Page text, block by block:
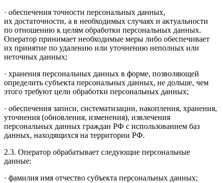
· обеспечения точности персональных данных,
их достаточности, а в необходимых случаях и актуальности
по отношению к целям обработки персональных данных.
Оператор принимает необходимые меры либо обеспечивает
их принятие по удалению или уточнению неполных или
неточных данных;
· хранения персональных данных в форме, позволяющей
определить субъекта персональных данных, не дольше, чем
этого требуют цели обработки персональных данных;
· обеспечения записи, систематизации, накопления, хранения,
уточнения (обновления, изменения), извлечения
персональных данных граждан РФ с использованием баз
данных, находящихся на территории РФ.
2.3. Оператор обрабатывает следующие персональные
данные:
· фамилия имя отчество субъекта персональных данных;